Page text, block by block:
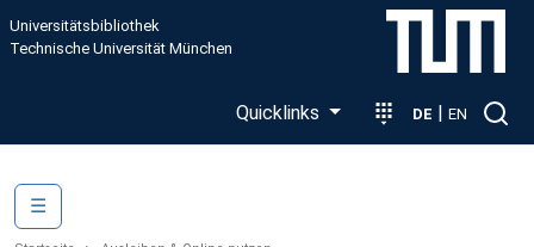
Direkt zum Inhalt
Universitätsbibliothek
Technische Universität München
Quicklinks DE | EN
☰